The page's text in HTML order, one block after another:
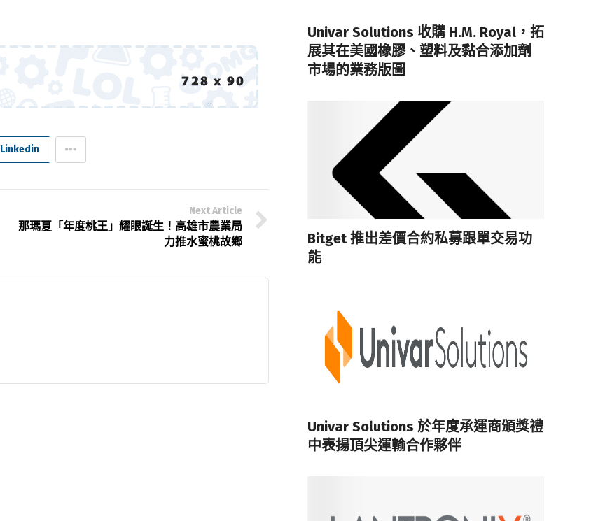
Linkedin
Next Article
那瑪夏「年度桃王」耀眼誕生！高雄市農業局
力推水蜜桃故鄉
Univar Solutions 收購 H.M. Royal，拓
展其在美國橡膠、塑料及黏合添加劑
市場的業務版圖
Bitget 推出差價合約私募跟單交易功
能
Univar Solutions 於年度承運商頒獎禮
中表揚頂尖運輸合作夥伴